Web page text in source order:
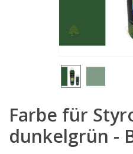
Farbe für
dunkelgrün -